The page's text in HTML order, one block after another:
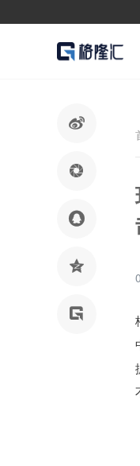




